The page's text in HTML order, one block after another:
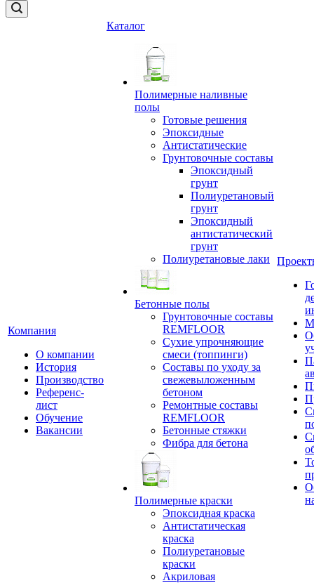
Компания
О компании
История
Производство
Референс-
лист
Обучение
Вакансии
Каталог
Полимерные наливные
полы
Готовые решения
Эпоксидные
Антистатические
Грунтовочные составы
Эпоксидный
грунт
Полиуретановый
грунт
Эпоксидный
антистатический
грунт
Полиуретановые лаки
Бетонные полы
Грунтовочные составы
REMFLOOR
Сухие упрочняющие
смеси (топпинги)
Составы по уходу за
свежевыложенным
бетоном
Ремонтные составы
REMFLOOR
Бетонные стяжки
Фибра для бетона
Полимерные краски
Эпоксидная краска
Антистатическая
краска
Полиуретановые
краски
Акриловая